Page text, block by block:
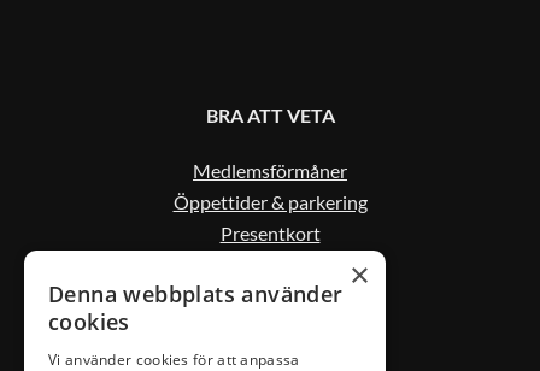
BRA ATT VETA
Medlemsförmåner
Öppettider & parkering
Presentkort
×
Denna webbplats använder
cookies
Vi använder cookies för att anpassa